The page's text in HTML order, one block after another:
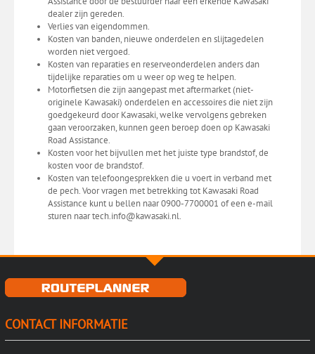
dealer zijn gereden.
Verlies van eigendommen.
Kosten van banden, nieuwe onderdelen en slijtagedelen
worden niet vergoed.
Kosten van reparaties en reserveonderdelen anders dan
tijdelijke reparaties om u weer op weg te helpen.
Motorfietsen die zijn aangepast met aftermarket (niet-
originele Kawasaki) onderdelen en accessoires die niet zijn
goedgekeurd door Kawasaki, welke vervolgens gebreken
gaan veroorzaken, kunnen geen beroep doen op Kawasaki
Road Assistance.
Kosten voor het bijvullen met het juiste type brandstof, de
kosten voor de brandstof.
Kosten van telefoongesprekken die u voert in verband met
de pech. Voor vragen met betrekking tot Kawasaki Road
Assistance kunt u bellen naar 0900-7700001 of een e-mail
sturen naar tech.info@kawasaki.nl.
CONTACT INFORMATIE